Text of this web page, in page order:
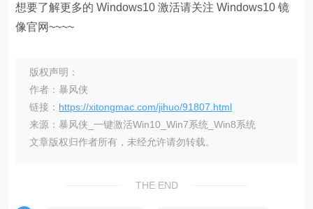
想要了解更多的 Windows10 激活请关注 Windows10 镜
像官网~~~~
版权声明：
作者：暴风侠
链接： https://xitongmac.com/jihuo/91807.html
来源：暴风侠_一键激活Win10_Win7系统_Win8系统
文章版权归作者所有，未经允许请勿转载。
THE END